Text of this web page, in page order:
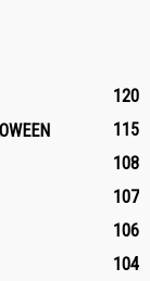
120
115
108
107
106
104